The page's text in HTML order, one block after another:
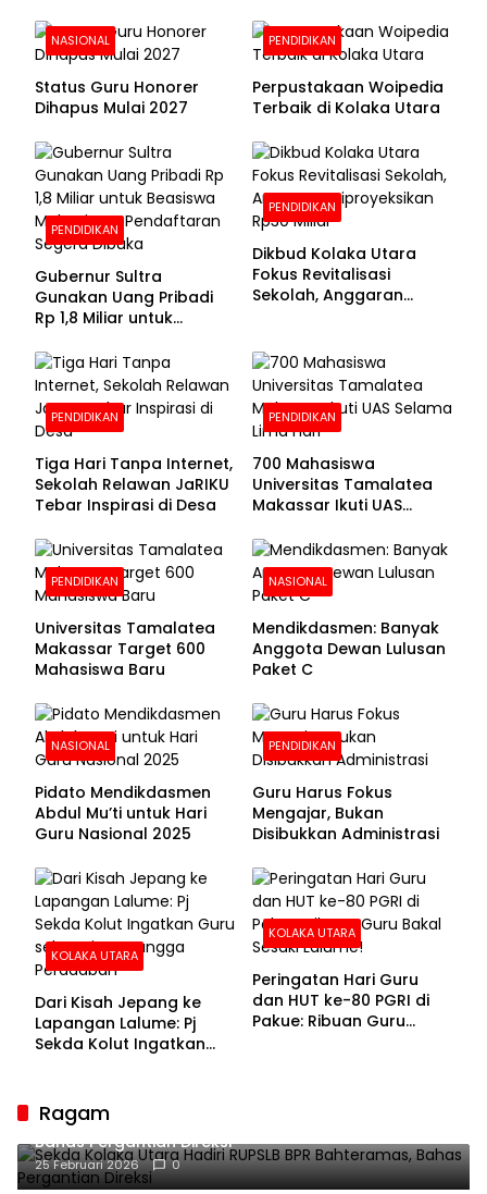
Foto Putrinya Perlihatkan
Ijazah
NASIONAL
Status Guru Honorer
Dihapus Mulai 2027
PENDIDIKAN
Perpustakaan Woipedia
Terbaik di Kolaka Utara
PENDIDIKAN
Gubernur Sultra
Gunakan Uang Pribadi
Rp 1,8 Miliar untuk
Pendaftaran Segera
Dibuka
PENDIDIKAN
Dikbud Kolaka Utara
Fokus Revitalisasi
Sekolah, Anggaran
PENDIDIKAN
Tiga Hari Tanpa Internet,
Sekolah Relawan JaRIKU
Tebar Inspirasi di Desa
PENDIDIKAN
700 Mahasiswa
Universitas Tamalatea
Makassar Ikuti UAS
PENDIDIKAN
Universitas Tamalatea
Makassar Target 600
Mahasiswa Baru
NASIONAL
Mendikdasmen: Banyak
Anggota Dewan Lulusan
Paket C
NASIONAL
Pidato Mendikdasmen
Abdul Mu’ti untuk Hari
Guru Nasional 2025
PENDIDIKAN
Guru Harus Fokus
Mengajar, Bukan
Disibukkan Administrasi
KOLAKA UTARA
Dari Kisah Jepang ke
Lapangan Lalume: Pj
Sekda Kolut Ingatkan
KOLAKA UTARA
Peringatan Hari Guru
dan HUT ke-80 PGRI di
Pakue: Ribuan Guru
Ragam
Sekda Kolaka Utara Hadiri RUPSLB BPR Bahteramas,
Bahas Pergantian Direksi
25 Februari 2026 0